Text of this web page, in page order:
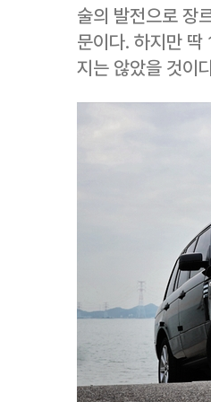
술의 발전으로 장
문이다. 하지만
지는 않았을 것이